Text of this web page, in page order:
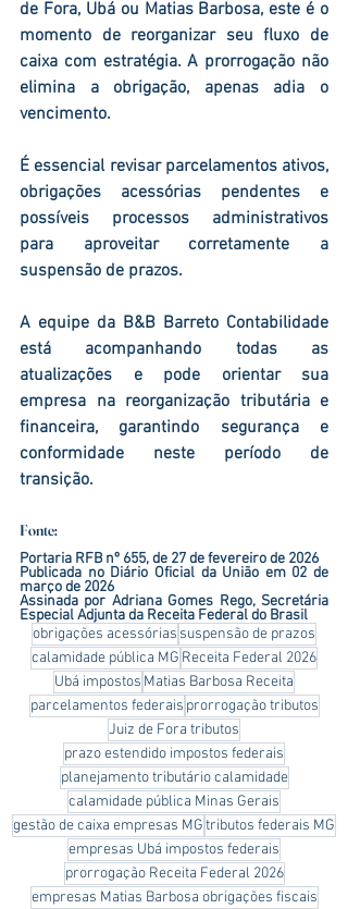
de Fora, Ubá ou Matias Barbosa, este é o
momento de reorganizar seu fluxo de
caixa com estratégia. A prorrogação não
elimina a obrigação, apenas adia o
vencimento.
É essencial revisar parcelamentos ativos,
obrigações acessórias pendentes e
possíveis processos administrativos
para aproveitar corretamente a
suspensão de prazos.
A equipe da B&B Barreto Contabilidade
está acompanhando todas as
atualizações e pode orientar sua
empresa na reorganização tributária e
financeira, garantindo segurança e
conformidade neste período de
transição.
Fonte:
Portaria RFB nº 655, de 27 de fevereiro de 2026
Publicada no Diário Oficial da União em 02 de
março de 2026
Assinada por Adriana Gomes Rego, Secretária
Especial Adjunta da Receita Federal do Brasil
obrigações acessórias suspensão de prazos
calamidade pública MG Receita Federal 2026
Ubá impostos Matias Barbosa Receita
parcelamentos federais prorrogação tributos
Juiz de Fora tributos
prazo estendido impostos federais
planejamento tributário calamidade
calamidade pública Minas Gerais
gestão de caixa empresas MGtributos federais MG
empresas Ubá impostos federais
prorrogação Receita Federal 2026
empresas Matias Barbosa obrigações fiscais